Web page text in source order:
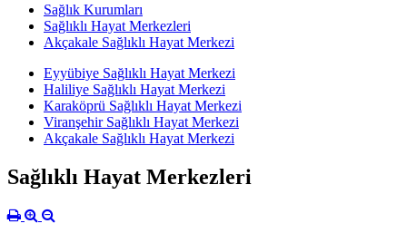
Sağlık Kurumları
Sağlıklı Hayat Merkezleri
Akçakale Sağlıklı Hayat Merkezi
Eyyübiye Sağlıklı Hayat Merkezi
Haliliye Sağlıklı Hayat Merkezi
Karaköprü Sağlıklı Hayat Merkezi
Viranşehir Sağlıklı Hayat Merkezi
Akçakale Sağlıklı Hayat Merkezi
Sağlıklı Hayat Merkezleri